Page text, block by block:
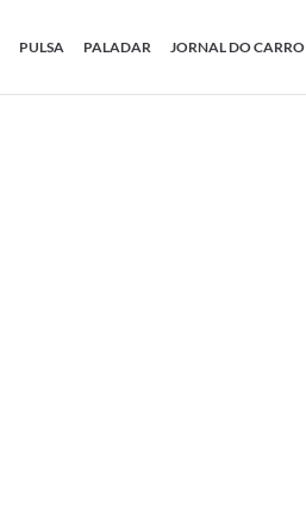
PULSA PALADAR JORNAL DO CARRO